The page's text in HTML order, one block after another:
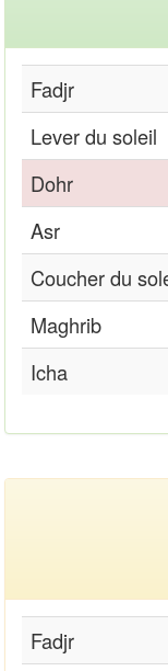
Fadjr
Lever du soleil
Dohr
Asr
Coucher du
Maghrib
Icha
Fadjr